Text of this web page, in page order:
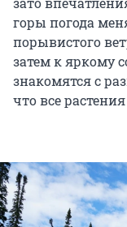
горы погода
порывистого
затем к яркому
знакомятся с
что все